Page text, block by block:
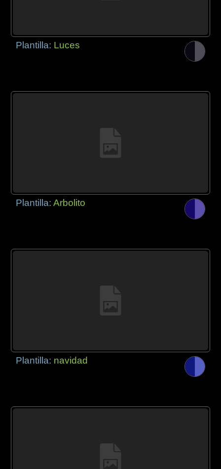
Plantilla: Luces
Plantilla:Arbolito
Plantilla: navidad